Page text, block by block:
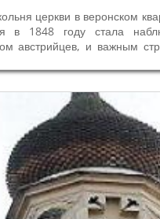
церкви в веронском
в 1848 году стала
австрийцев, и важным
войне за независимость и
«Жертвами» этой
Колокольни
Скрытая Верона